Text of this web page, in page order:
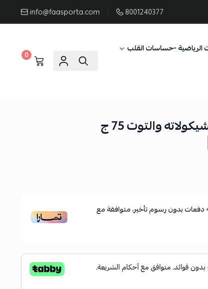
8001240377
info@faasporta.com
الرياضية -حساسات القلب
0
والتوت 75 ج
دفعات بدون رسوم تأخير، متوافقة مع